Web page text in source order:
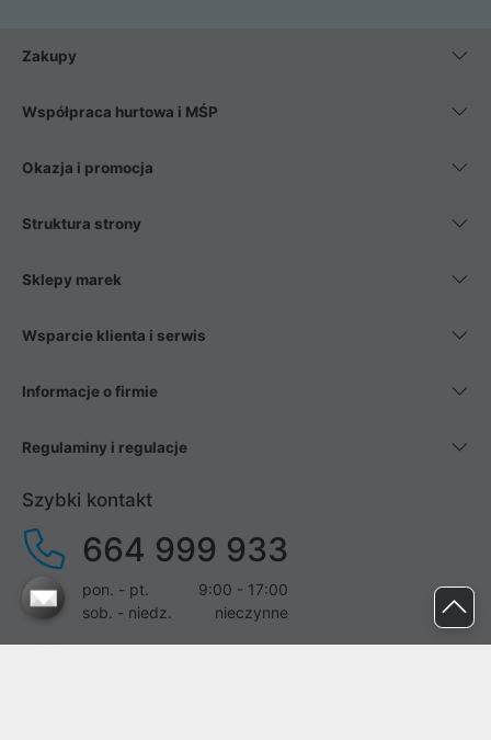
Zakupy
Współpraca hurtowa i MŚP
Okazja i promocja
Struktura strony
Sklepy marek
Wsparcie klienta i serwis
Informacje o firmie
Regulaminy i regulacje
Szybki kontakt
664 999 933
pon. - pt.
9:00 - 17:00
sob. - niedz.
nieczynne